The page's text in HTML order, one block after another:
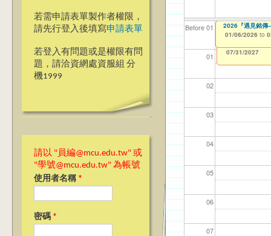
若需申請表單製作者權限，
請先行登入後填寫申請表單
若登入有問題或是權限有問
題，請洽資網處資服組 分
機1999
請以 "員編@mcu.edu.tw" 或
"學號@mcu.edu.tw" 為帳號
使用者名稱 *
密碼 *
Before 01
01
02
03
04
05
06
07
【資網處】
整合系統～表單
12/31/2027
【財務處】工讀
11/12/2021 to
【財務處】漏打
錄
07/31/2027
114
04/
114
02/
114
03/
【學
07/
商品
11/
2026『甄愛銘傳
01/06/2026 to
2026『遇見銘傳
01/06/2026 to